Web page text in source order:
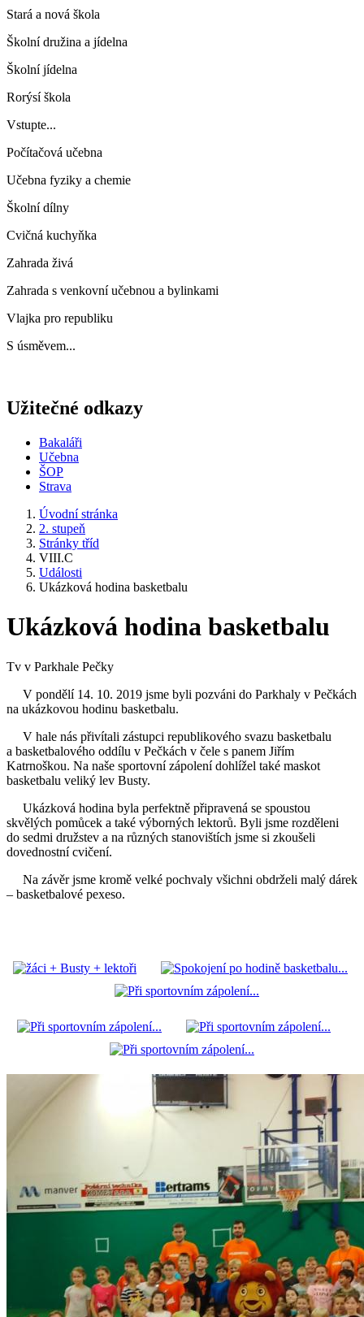
Stará a nová škola
Školní družina a jídelna
Školní jídelna
Rorýsí škola
Vstupte...
Počítačová učebna
Učebna fyziky a chemie
Školní dílny
Cvičná kuchyňka
Zahrada živá
Zahrada s venkovní učebnou a bylinkami
Vlajka pro republiku
S úsměvem...
Užitečné odkazy
Bakaláři
Učebna
ŠOP
Strava
Úvodní stránka
2. stupeň
Stránky tříd
VIII.C
Události
Ukázková hodina basketbalu
Ukázková hodina basketbalu
Tv v Parkhale Pečky
V pondělí 14. 10. 2019 jsme byli pozváni do Parkhaly v Pečkách
na ukázkovou hodinu basketbalu.
V hale nás přivítali zástupci republikového svazu basketbalu
a basketbalového oddílu v Pečkách v čele s panem Jiřím
Katrnoškou. Na naše sportovní zápolení dohlížel také maskot
basketbalu veliký lev Busty.
Ukázková hodina byla perfektně připravená se spoustou
skvělých pomůcek a také výborných lektorů. Byli jsme rozděleni
do sedmi družstev a na různých stanovištích jsme si zkoušeli
dovednostní cvičení.
Na závěr jsme kromě velké pochvaly všichni obdrželi malý dárek
– basketbalové pexeso.